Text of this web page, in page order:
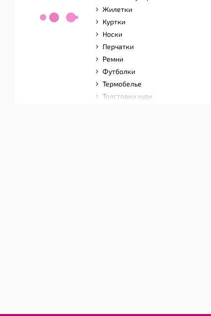
Жилетки
Куртки
Носки
Перчатки
Ремни
Футболки
Термобелье
Толстовки худи